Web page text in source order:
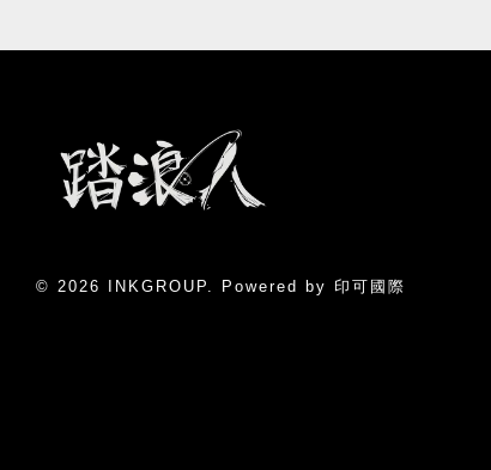
© 2026 INKGROUP. Powered by 印可國際